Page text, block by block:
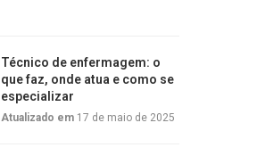
Técnico de enfermagem: o
que faz, onde atua e como se
especializar
Atualizado em 17 de maio de 2025